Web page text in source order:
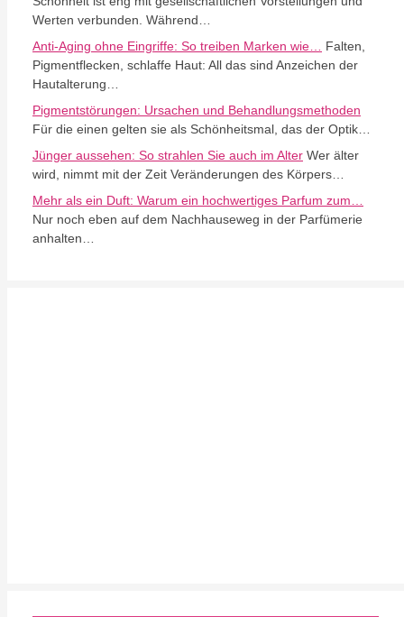
Werten verbunden. Während…
Anti-Aging ohne Eingriffe: So treiben Marken wie… Falten,
Pigmentflecken, schlaffe Haut: All das sind Anzeichen der
Hautalterung…
Pigmentstörungen: Ursachen und Behandlungsmethoden
Für die einen gelten sie als Schönheitsmal, das der Optik…
Jünger aussehen: So strahlen Sie auch im Alter Wer älter
wird, nimmt mit der Zeit Veränderungen des Körpers…
Mehr als ein Duft: Warum ein hochwertiges Parfum zum…
Nur noch eben auf dem Nachhauseweg in der Parfümerie
anhalten…